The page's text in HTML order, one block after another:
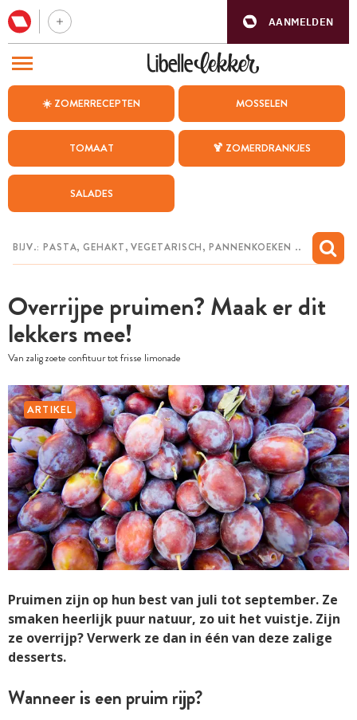
AANMELDEN
☀️ ZOMERRECEPTEN MOSSELEN
TOMAAT 🍹 ZOMERDRANKJES
SALADES
Overrijpe pruimen? Maak er dit
lekkers mee!
Van zalig zoete confituur tot frisse limonade
ARTIKEL
Pruimen zijn op hun best van juli tot september. Ze
smaken heerlijk puur natuur, zo uit het vuistje. Zijn
ze overrijp? Verwerk ze dan in één van deze zalige
desserts.
Wanneer is een pruim rijp?
BEZOEK ONZE ANDERE WEBSITES
WEEKMENU
CHAT MET MAIA
MIJN BEWAARDE RECEPTEN